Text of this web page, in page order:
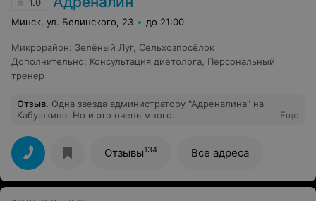
Минск, ул. Белинского, 23 до 21:00
Микрорайон: Зелёный Луг, Сельхозпосёлок
Дополнительно: Консультация диетолога Персональный
тренер
Отзыв. Одна звезда администратору "Адреналина" на
Кабушкина. Но и это очень много.
Еще
Отзывы134 Все адреса